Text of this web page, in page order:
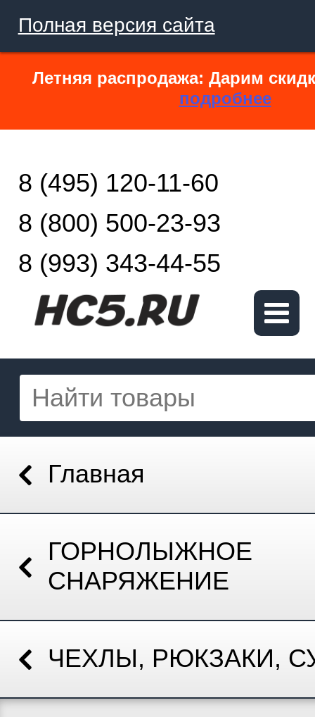
Полная версия сайта
Летняя распродажа: Дарим
подробнее
8 (495) 120-11-60
8 (800) 500-23-93
8 (993) 343-44-55
Главная
ГОРНОЛЫЖНОЕ
СНАРЯЖЕНИЕ
ЧЕХЛЫ, РЮКЗАКИ,